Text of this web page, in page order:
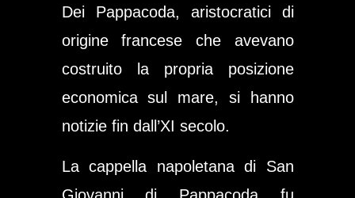
Dei Pappacoda, aristocratici di
origine francese che avevano
costruito la propria posizione
economica sul mare, si hanno
notizie fin dall’XI secolo.
La cappella napoletanadi San